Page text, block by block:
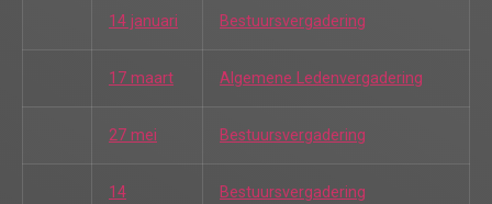
14 januari Bestuursvergadering
17 maart Algemene Ledenvergadering
27 mei Bestuursvergadering
14
Bestuursvergadering